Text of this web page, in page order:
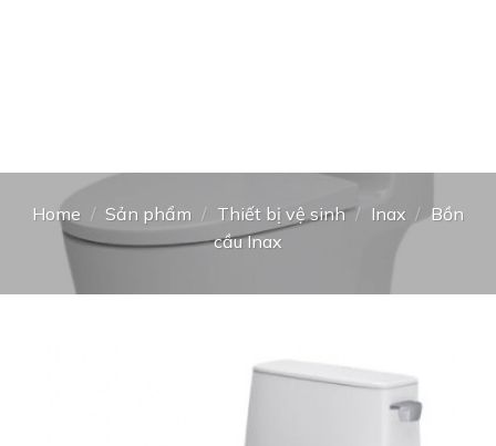
Home / Sản phẩm / Thiết bị vệ sinh / Inax / Bồn
cầu Inax